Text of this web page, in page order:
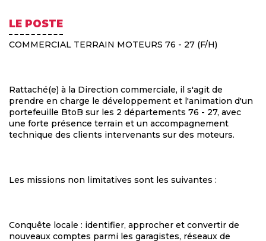
LE POSTE
COMMERCIAL TERRAIN MOTEURS 76 - 27 (F/H)
Rattaché(e) à la Direction commerciale, il s'agit de
prendre en charge le développement et l'animation d'un
portefeuille BtoB sur les 2 départements 76 - 27, avec
une forte présence terrain et un accompagnement
technique des clients intervenants sur des moteurs.
Les missions non limitatives sont les suivantes :
Conquête locale : identifier, approcher et convertir de
nouveaux comptes parmi les garagistes, réseaux de